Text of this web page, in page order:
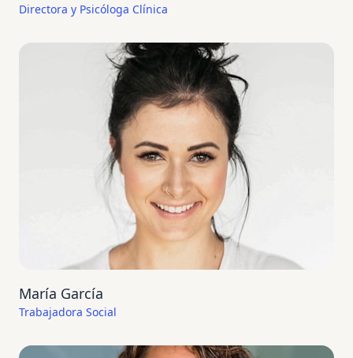
Directora y Psicóloga Clínica
María García
Trabajadora Social